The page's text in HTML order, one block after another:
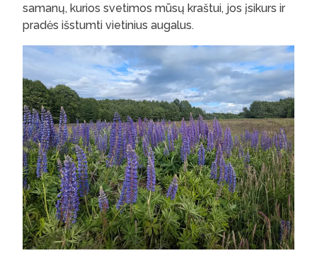
samanų, kurios svetimos mūsų kraštui, jos įsikurs ir
pradės išstumti vietinius augalus.